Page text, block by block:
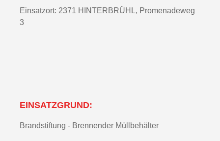
Einsatzort: 2371 HINTERBRÜHL, Promenadeweg
3
EINSATZGRUND:
Brandstiftung - Brennender Müllbehälter